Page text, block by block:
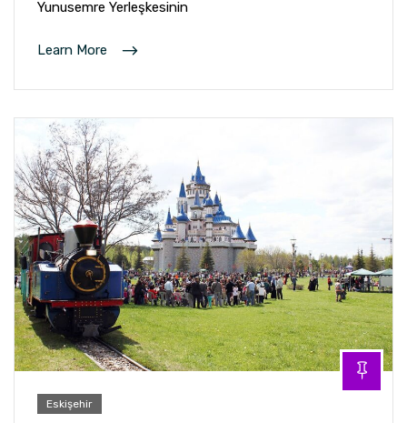
Yunusemre Yerleşkesinin
Learn More
Eskişehir